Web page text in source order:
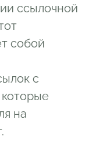
ссылочной
собой
с
на